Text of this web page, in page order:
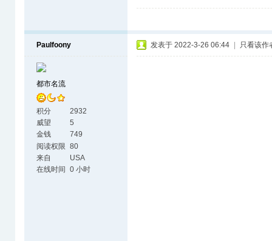
Paulfoony
都市名流
积分
2932
威望
5
金钱
749
阅读权限 80
来自
USA
在线时间
0 小时
发表于 2022-3-26 06:44 只看该作